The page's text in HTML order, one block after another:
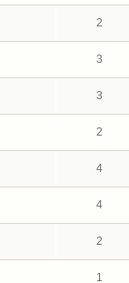
2
3
3
2
4
4
2
1